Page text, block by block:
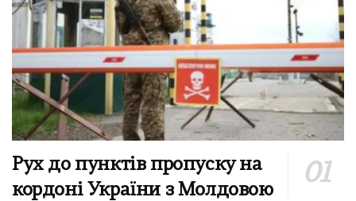
Рух до пунктів пропуску на
кордоні України з Молдовою